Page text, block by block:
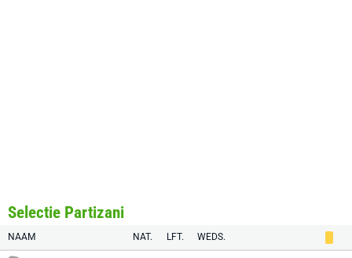
Selectie Partizani
NAAM NAT. LFT. WEDS.